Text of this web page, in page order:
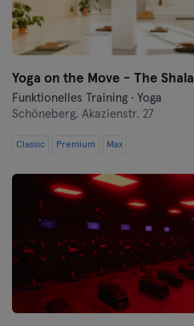
Yoga on the Move - The Shala
Funktionelles Training · Yoga
Schöneberg, Akazienstr. 27
Classic Premium Max